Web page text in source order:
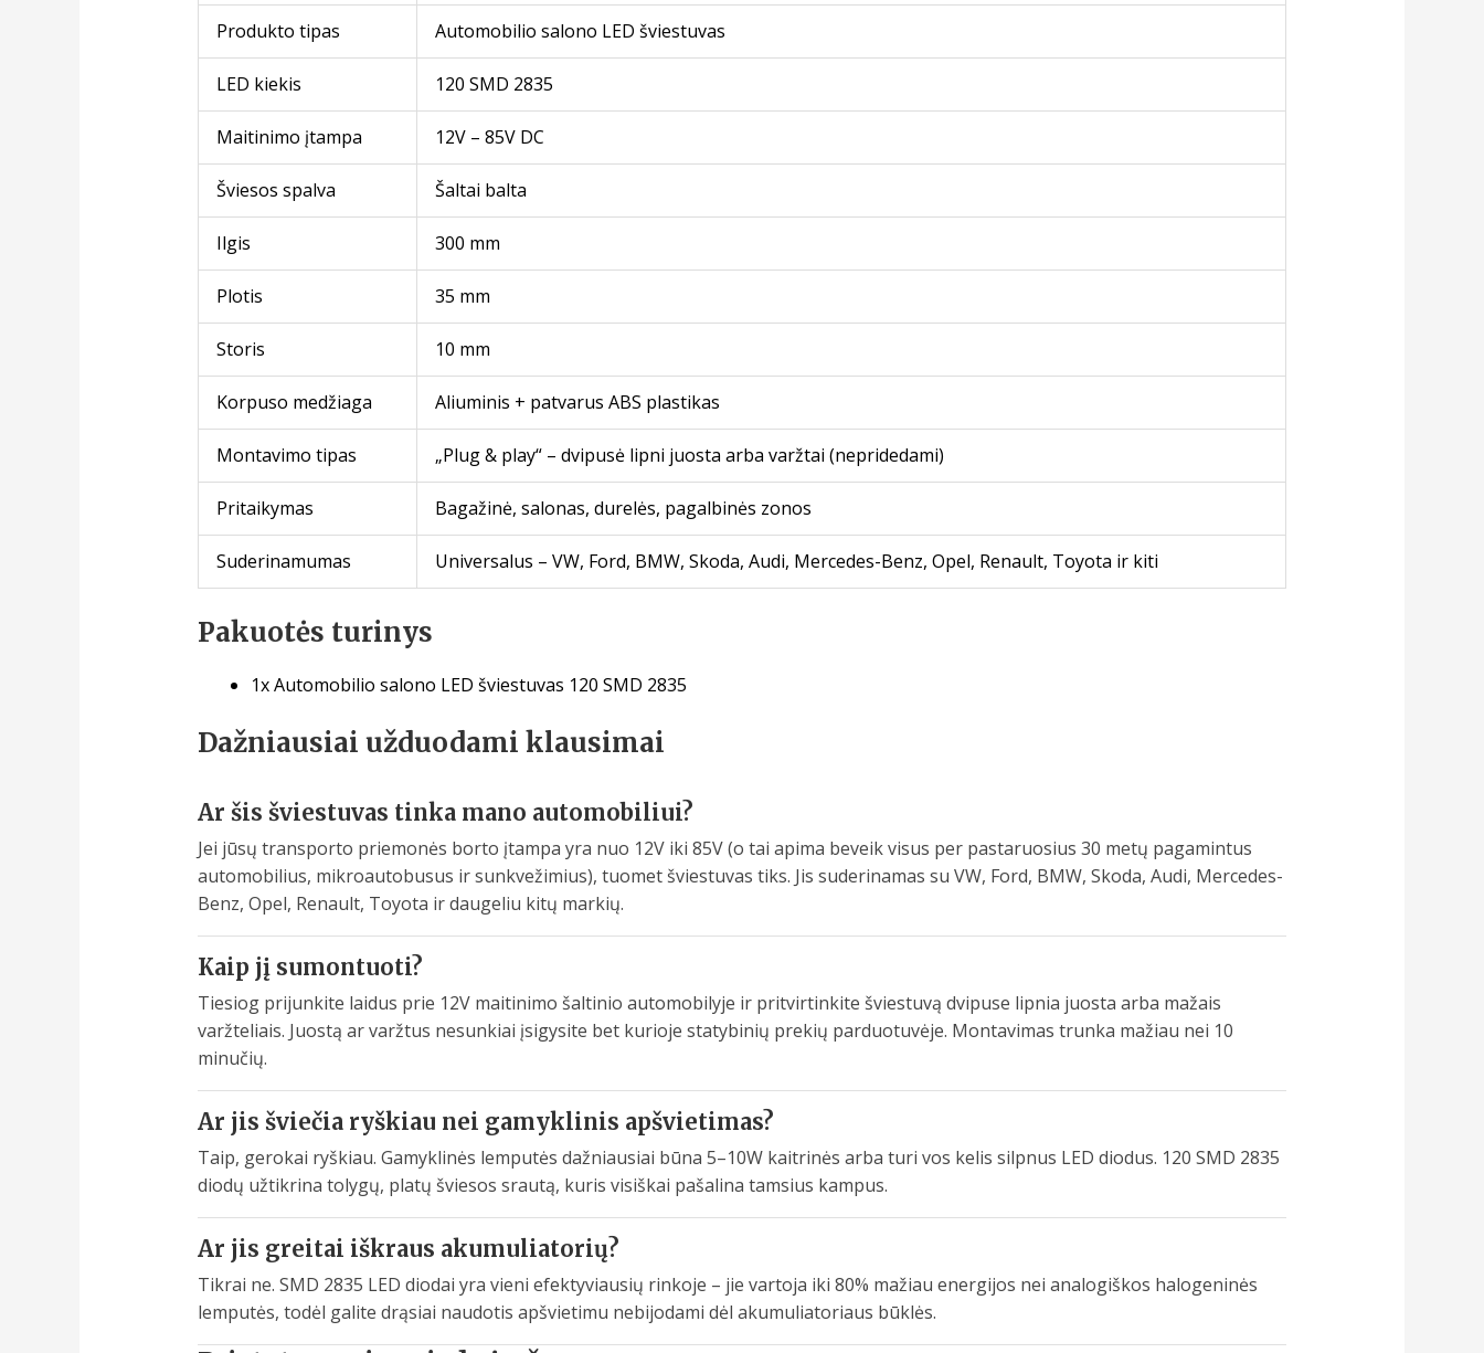
Produkto tipas Automobilio salono LED šviestuvas
LED kiekis 120 SMD 2835
Maitinimo įtampa 12V – 85V DC
Šviesos spalva Šaltai balta
Ilgis 300 mm
Plotis 35 mm
Storis 10 mm
Korpuso medžiaga Aliuminis + patvarus ABS plastikas
Montavimo tipas „Plug & play“ – dvipusė lipni juosta arba varžtai (nepridedami)
Pritaikymas Bagažinė, salonas, durelės, pagalbinės zonos
Suderinamumas Universalus – VW, Ford, BMW, Skoda, Audi, Mercedes-Benz, Opel, Renault, Toyota ir kiti
Pakuotės turinys
1x Automobilio salono LED šviestuvas 120 SMD 2835
Dažniausiai užduodami klausimai
Ar šis šviestuvas tinka mano automobiliui?
Jei jūsų transporto priemonės borto įtampa yra nuo 12V iki 85V (o tai apima beveik visus per pastaruosius 30 metų pagamintus
automobilius, mikroautobusus ir sunkvežimius), tuomet šviestuvas tiks. Jis suderinamas su VW, Ford, BMW, Skoda, Audi, Mercedes-
Benz, Opel, Renault, Toyota ir daugeliu kitų markių.
Kaip jį sumontuoti?
Tiesiog prijunkite laidus prie 12V maitinimo šaltinio automobilyje ir pritvirtinkite šviestuvą dvipuse lipnia juosta arba mažais
varžteliais. Juostą ar varžtus nesunkiai įsigysite bet kurioje statybinių prekių parduotuvėje. Montavimas trunka mažiau nei 10
minučių.
Ar jis šviečia ryškiau nei gamyklinis apšvietimas?
Taip, gerokai ryškiau. Gamyklinės lemputės dažniausiai būna 5–10W kaitrinės arba turi vos kelis silpnus LED diodus. 120 SMD 2835
diodų užtikrina tolygų, platų šviesos srautą, kuris visiškai pašalina tamsius kampus.
Ar jis greitai iškraus akumuliatorių?
Tikrai ne. SMD 2835 LED diodai yra vieni efektyviausių rinkoje – jie vartoja iki 80% mažiau energijos nei analogiškos halogeninės
lemputės, todėl galite drąsiai naudotis apšvietimu nebijodami dėl akumuliatoriaus būklės.